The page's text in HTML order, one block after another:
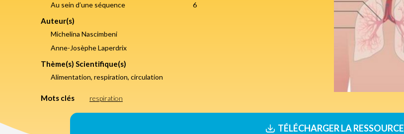
Au sein d’une séquence
Auteur(s)
Michelina Nascimbeni
Anne-Josèphe Laperdrix
Thème(s) Scientifique(s)
Alimentation, respiration, circulation
6
Mots clés respiration
TÉLÉCHARGER LA RESSOURCE